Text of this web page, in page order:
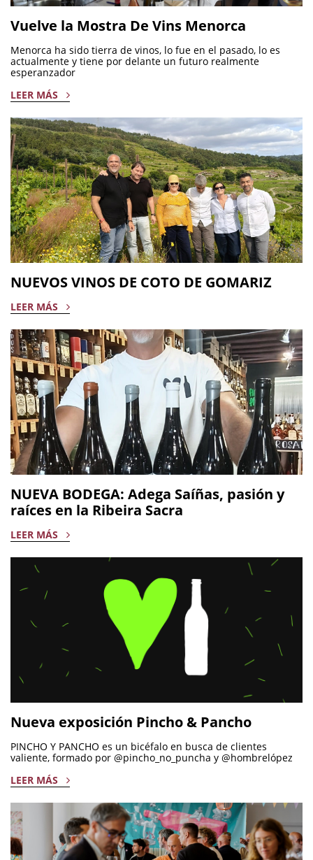
Vuelve la Mostra De Vins Menorca
Menorca ha sido tierra de vinos, lo fue en el pasado, lo es
actualmente y tiene por delante un futuro realmente
esperanzador
LEER MÁS
NUEVOS VINOS DE COTO DE GOMARIZ
LEER MÁS
NUEVA BODEGA: Adega Saíñas, pasión y
raíces en la Ribeira Sacra
LEER MÁS
Nueva exposición Pincho & Pancho
PINCHO Y PANCHO es un bicéfalo en busca de clientes
valiente, formado por @pincho_no_puncha y @hombrelópez
LEER MÁS